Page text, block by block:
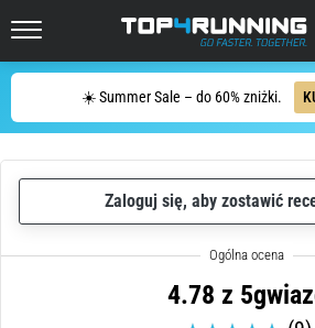
☀️ Summer Sale – do 60% zniżki.
Boli,
warto!
przynosi
rodzaje…
Zaloguj się, aby zostawić
4.78 z